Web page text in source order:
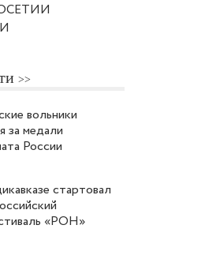
вольники
за медали
России
стартовал
«РОН»